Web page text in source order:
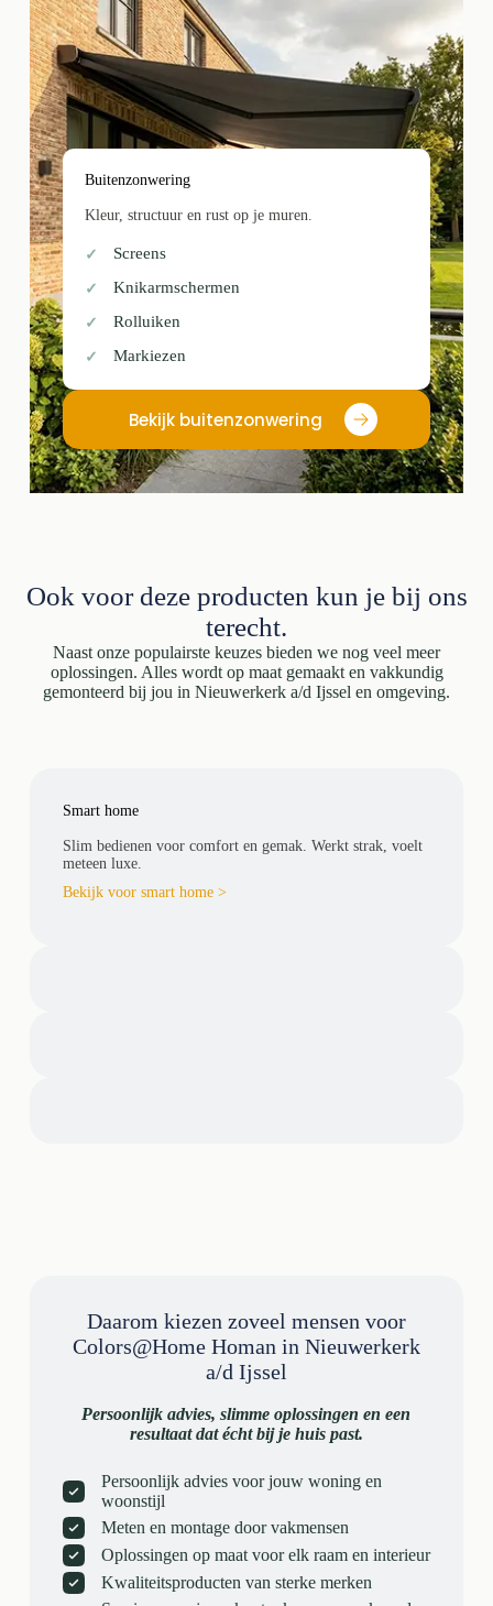
Buitenzonwering
Kleur, structuur en rust op je muren.
Screens
Knikarmschermen
Rolluiken
Markiezen
Bekijk buitenzonwering
Ook voor deze producten kun je bij ons
terecht.
Naast onze populairste keuzes bieden we nog veel meer
oplossingen. Alles wordt op maat gemaakt en vakkundig
gemonteerd bij jou in Nieuwerkerk a/d Ijssel en omgeving.
Smart home
Slim bedienen voor comfort en gemak. Werkt strak, voelt
meteen luxe.
Bekijk voor smart home >
Daarom kiezen zoveel mensen voor
Colors@Home Homan in Nieuwerkerk
a/d Ijssel
Persoonlijk advies, slimme oplossingen en een
resultaat dat écht bij je huis past.
Persoonlijk advies voor jouw woning en
woonstijl
Meten en montage door vakmensen
Oplossingen op maat voor elk raam en interieur
Kwaliteitsproducten van sterke merken